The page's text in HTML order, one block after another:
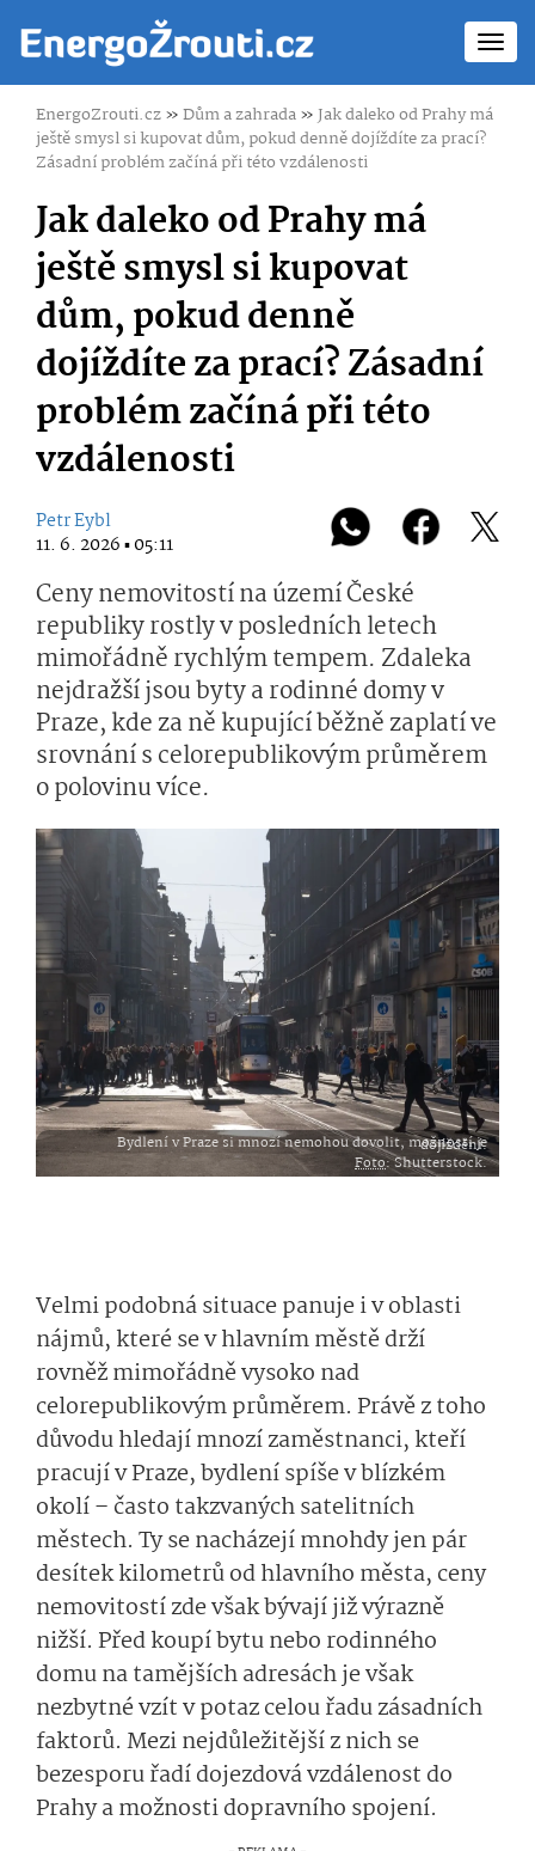
EnergoZrouti.cz»Dům a zahrada» Jak daleko od Prahy má
ještě smysl si kupovat dům, pokud denně dojíždíte za prací?
Zásadní problém začíná při této vzdálenosti
Jak daleko od Prahy má
ještě smysl si kupovat
dům, pokud denně
dojíždíte za prací? Zásadní
problém začíná při této
vzdálenosti
Petr Eybl
11. 6. 2026 ▪ 05:11
Ceny nemovitostí na území České
republiky rostly v posledních letech
mimořádně rychlým tempem. Zdaleka
nejdražší jsou byty a rodinné domy v
Praze, kde za ně kupující běžně zaplatí ve
srovnání s celorepublikovým průměrem
o polovinu více.
Bydlení v Praze si mnozí nemohou dovolit, možností je dojíždění.
Foto: Shutterstock.
Velmi podobná situace panuje i v oblasti
nájmů, které se v hlavním městě drží
rovněž mimořádně vysoko nad
celorepublikovým průměrem. Právě z toho
důvodu hledají mnozí zaměstnanci, kteří
pracují v Praze, bydlení spíše v blízkém
okolí – často takzvaných satelitních
městech. Ty se nacházejí mnohdy jen pár
desítek kilometrů od hlavního města, ceny
nemovitostí zde však bývají již výrazně
nižší. Před koupí bytu nebo rodinného
domu na tamějších adresách je však
nezbytné vzít v potaz celou řadu zásadních
faktorů. Mezi nejdůležitější z nich se
bezesporu řadí dojezdová vzdálenost do
Prahy a možnosti dopravního spojení.